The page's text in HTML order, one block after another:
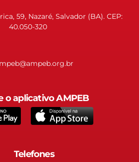
59, Nazaré, Salvador (BA). CEP:
40.050-320
o aplicativo AMPEB
Telefones